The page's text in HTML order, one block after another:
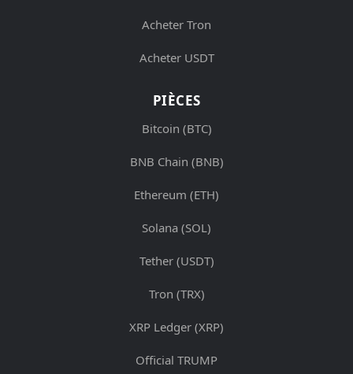
Acheter Tron
Acheter USDT
PIÈCES
Bitcoin (BTC)
BNB Chain (BNB)
Ethereum (ETH)
Solana (SOL)
Tether (USDT)
Tron (TRX)
XRP Ledger (XRP)
Official TRUMP